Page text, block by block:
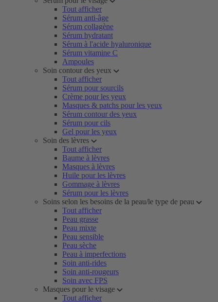
Tout afficher
Sérum anti-âge
Sérum collagène
Sérum hydratant
Sérum à l'acide hyaluronique
Sérum vitamine C
Ampoules
Soin contour des yeux
Tout afficher
Sérum pour sourcils
Crème pour les yeux
Masques & patchs pour les yeux
Sérum contour des yeux
Sérum pour cils
Gel pour les yeux
Soin des lèvres
Tout afficher
Baume à lèvres
Masques à lèvres
Huile pour les lèvres
Gommage à lèvres
Sérum pour les lèvres
Soins selon les besoins de la peau/le type de peau
Tout afficher
Peau grasse
Peau mixte
Peau sensible
Peau sèche
Peau à imperfections
Soin anti-rides
Soin anti-rougeurs
Soin avec FPS
Masques pour le visage
Tout afficher